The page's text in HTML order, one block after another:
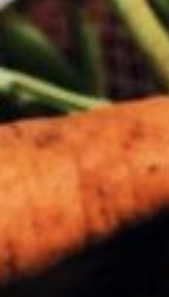
обмануть. Прочитав о подзимних
посевах, сама включилась в эту
«игру-обманку». И в самом деле,
когда в огород налетают
или луковая, или крестоцветная
муха, вместо нежных всходов
их встречают уже подросшие,
погрубевшие листья. Для них они
уже невкусные. Словом,
с вредоносностью вредители
Все началось с моркови. Я стала
замечать, что весенние посевы
начали кудрявиться и поражаться
листоблошкой. урожай перестал
устраивать. Мне не хотелось
опрыскивать химией растения —
молодую морковку вся семья ест.
Решила посеять морковь под зиму,
хотя не отказалась и от весенней